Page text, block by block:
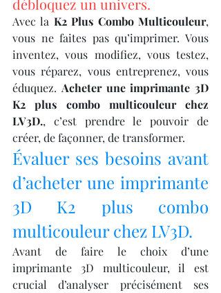
débloquez un univers.
Avec la K2 Plus Combo Multicouleur,
vous ne faites pas qu’imprimer. Vous
inventez, vous modifiez, vous testez,
vous réparez, vous entreprenez, vous
éduquez. Acheter une imprimante 3D
K2 plus combo multicouleur chez
LV3D., c’est prendre le pouvoir de
créer, de façonner, de transformer.
Évaluer ses besoins avant
d’acheter une imprimante
3D K2 plus combo
multicouleur chez LV3D.
Avant de faire le choix d’une
imprimante 3D multicouleur, il est
crucial d’analyser précisément ses